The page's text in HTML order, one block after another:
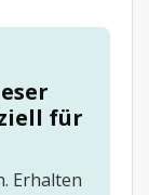
für
Erhalten